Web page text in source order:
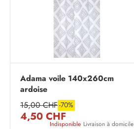
Adama voile 140x260cm
ardoise
15,00 CHF-70%
4,50 CHF
Indisponible Livraison à domicile